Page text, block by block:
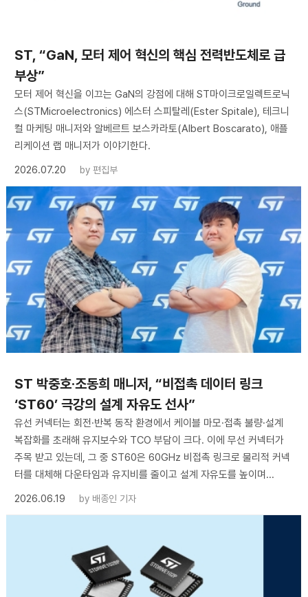
ST, “GaN, 모터 제어 혁신의 핵심 전력반도체로 급
부상”
모터 제어 혁신을 이끄는 GaN의 강점에 대해 ST마이크로일렉트로닉
스(STMicroelectronics) 에스터 스피탈레(Ester Spitale), 테크니
컬 마케팅 매니저와 알베르트 보스카라토(Albert Boscarato), 애플
리케이션 랩 매니저가 이야기한다.
2026.07.20
by 편집부
ST 박중호·조동희 매니저, “비접촉 데이터 링크
‘ST60’ 극강의 설계 자유도 선사”
유선 커넥터는 회전·반복 동작 환경에서 케이블 마모·접촉 불량·설계
복잡화를 초래해 유지보수와 TCO 부담이 크다. 이에 무선 커넥터가
주목 받고 있는데, 그 중 ST60은 60GHz 비접촉 링크로 물리적 커넥
터를 대체해 다운타임과 유지비를 줄이고 설계 자유도를 높이며...
2026.06.19
by 배종인 기자